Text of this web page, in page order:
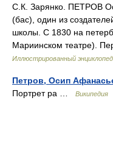
С.К. Зарянко. ПЕТРОВ
(бас), один из
школы. С 1830 на
Мариинском театре).
Иллюстрированный
Петров, Осип
Портрет ра …
Википедия